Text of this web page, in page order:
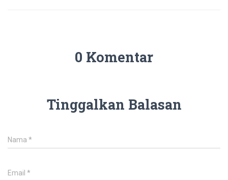
0 Komentar
Tinggalkan Balasan
Nama *
Email *